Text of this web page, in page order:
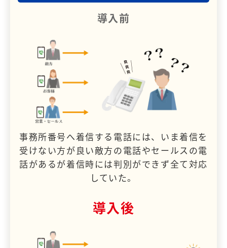
導入前
事務所番号へ着信する電話には、いま着信を
受けない方が良い敵方の電話やセールスの電
話があるが着信時には判別ができず全て対応
していた。
導入後